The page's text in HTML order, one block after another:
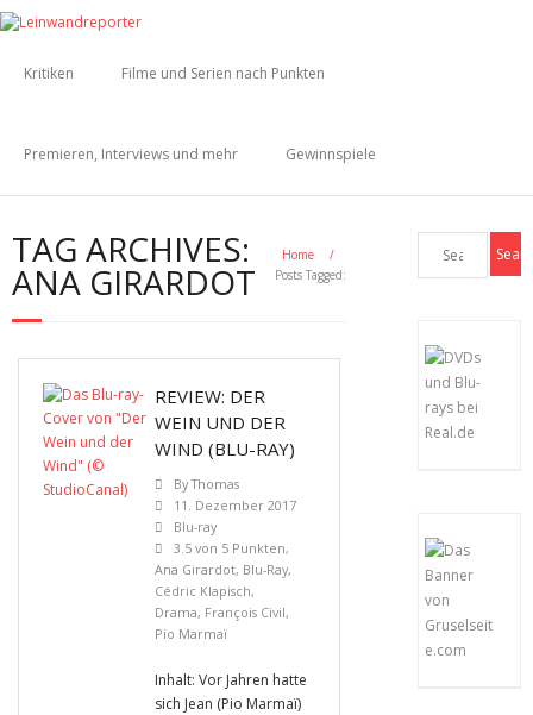
Kritiken Filme und Serien nach Punkten
Premieren, Interviews und mehr Gewinnspiele
TAG ARCHIVES:
ANA GIRARDOT
Home
/
Posts Tagged:
REVIEW: DER
WEIN UND DER
WIND (BLU-RAY)
ByThomas
11. Dezember 2017
Blu-ray
3.5 von 5 Punkten,
Ana Girardot, Blu-Ray,
Cédric Klapisch,
Drama, François Civil,
Pio Marmaï
Inhalt: Vor Jahren hatte
sich Jean (Pio Marmaï)